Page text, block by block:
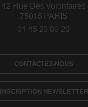
42 Rue Des Volontaires
75015 PARIS
01 45 20 80 20
CONTACTEZ-NOUS
INSCRIPTION NEWSLETTER